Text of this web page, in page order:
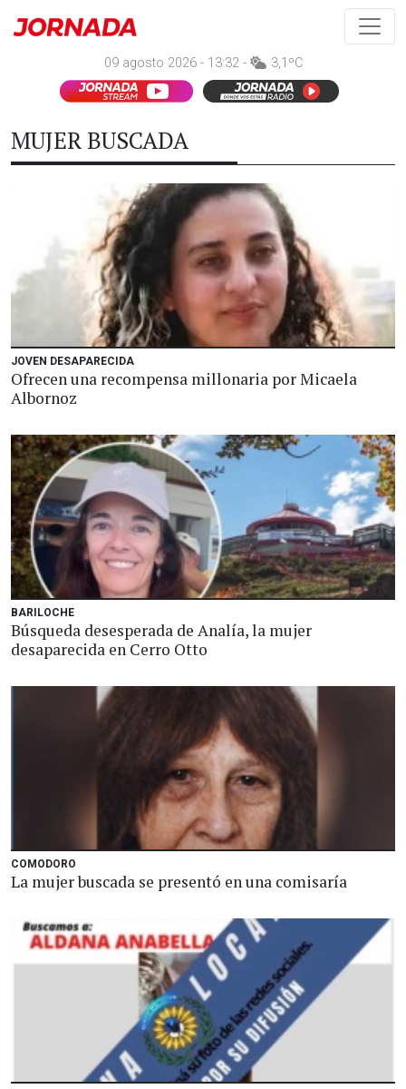
09 agosto 2026 - 13:32 - 3,1ºC
MUJER BUSCADA
JOVEN DESAPARECIDA
Ofrecen una recompensa millonaria por Micaela
Albornoz
BARILOCHE
Búsqueda desesperada de Analía, la mujer
desaparecida en Cerro Otto
COMODORO
La mujer buscada se presentó en una comisaría